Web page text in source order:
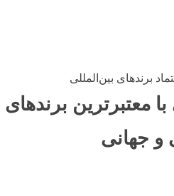
برندهای بین‌المللی
با معتبرترین برندهای
و جهانی